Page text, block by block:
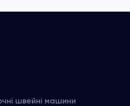
швейні машини